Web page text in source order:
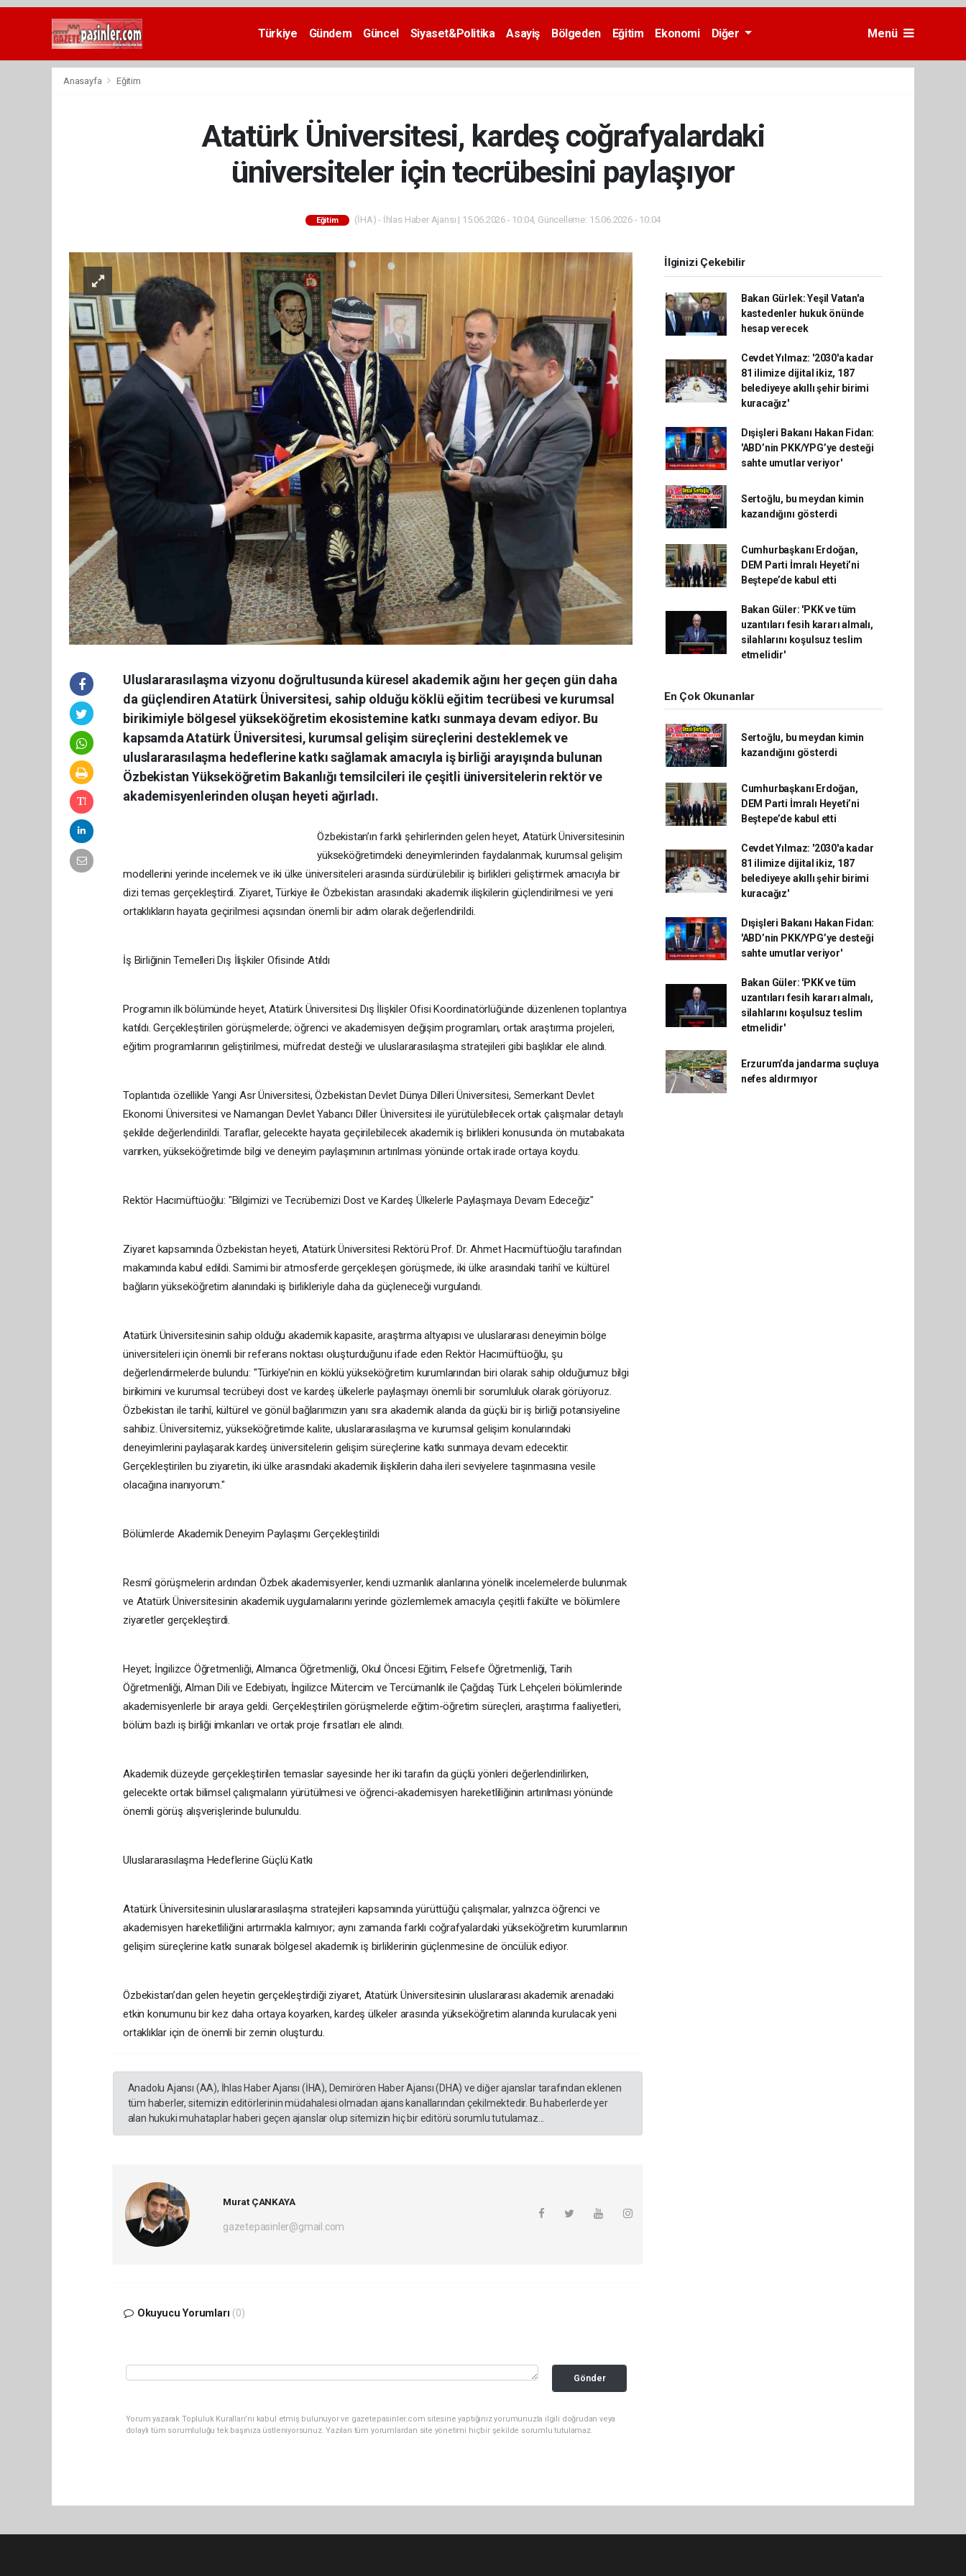
Deneme
Türkiye Gündem Güncel Siyaset&Politika Asayiş Bölgeden Eğitim Ekonomi Diğer Menü
Anasayfa Eğitim
Atatürk Üniversitesi, kardeş coğrafyalardaki
üniversiteler için tecrübesini paylaşıyor
Eğitim (İHA) - İhlas Haber Ajansı | 15.06.2026 - 10:04, Güncelleme: 15.06.2026 - 10:04
Uluslararasılaşma vizyonu doğrultusunda küresel akademik ağını her geçen gün daha
da güçlendiren Atatürk Üniversitesi, sahip olduğu köklü eğitim tecrübesi ve kurumsal
birikimiyle bölgesel yükseköğretim ekosistemine katkı sunmaya devam ediyor. Bu
kapsamda Atatürk Üniversitesi, kurumsal gelişim süreçlerini desteklemek ve
uluslararasılaşma hedeflerine katkı sağlamak amacıyla iş birliği arayışında bulunan
Özbekistan Yükseköğretim Bakanlığı temsilcileri ile çeşitli üniversitelerin rektör ve
akademisyenlerinden oluşan heyeti ağırladı.
Özbekistan’ın farklı şehirlerinden gelen heyet, Atatürk Üniversitesinin
yükseköğretimdeki deneyimlerinden faydalanmak, kurumsal gelişim
modellerini yerinde incelemek ve iki ülke üniversiteleri arasında sürdürülebilir iş birlikleri geliştirmek amacıyla bir
dizi temas gerçekleştirdi. Ziyaret, Türkiye ile Özbekistan arasındaki akademik ilişkilerin güçlendirilmesi ve yeni
ortaklıkların hayata geçirilmesi açısından önemli bir adım olarak değerlendirildi.
İş Birliğinin Temelleri Dış İlişkiler Ofisinde Atıldı
Programın ilk bölümünde heyet, Atatürk Üniversitesi Dış İlişkiler Ofisi Koordinatörlüğünde düzenlenen toplantıya
katıldı. Gerçekleştirilen görüşmelerde; öğrenci ve akademisyen değişim programları, ortak araştırma projeleri,
eğitim programlarının geliştirilmesi, müfredat desteği ve uluslararasılaşma stratejileri gibi başlıklar ele alındı.
Toplantıda özellikle Yangi Asr Üniversitesi, Özbekistan Devlet Dünya Dilleri Üniversitesi, Semerkant Devlet
Ekonomi Üniversitesi ve Namangan Devlet Yabancı Diller Üniversitesi ile yürütülebilecek ortak çalışmalar detaylı
şekilde değerlendirildi. Taraflar, gelecekte hayata geçirilebilecek akademik iş birlikleri konusunda ön mutabakata
varırken, yükseköğretimde bilgi ve deneyim paylaşımının artırılması yönünde ortak irade ortaya koydu.
Rektör Hacımüftüoğlu: "Bilgimizi ve Tecrübemizi Dost ve Kardeş Ülkelerle Paylaşmaya Devam Edeceğiz"
Ziyaret kapsamında Özbekistan heyeti, Atatürk Üniversitesi Rektörü Prof. Dr. Ahmet Hacımüftüoğlu tarafından
makamında kabul edildi. Samimi bir atmosferde gerçekleşen görüşmede, iki ülke arasındaki tarihî ve kültürel
bağların yükseköğretim alanındaki iş birlikleriyle daha da güçleneceği vurgulandı.
Atatürk Üniversitesinin sahip olduğu akademik kapasite, araştırma altyapısı ve uluslararası deneyimin bölge
üniversiteleri için önemli bir referans noktası oluşturduğunu ifade eden Rektör Hacımüftüoğlu, şu
değerlendirmelerde bulundu: "Türkiye’nin en köklü yükseköğretim kurumlarından biri olarak sahip olduğumuz bilgi
birikimini ve kurumsal tecrübeyi dost ve kardeş ülkelerle paylaşmayı önemli bir sorumluluk olarak görüyoruz.
Özbekistan ile tarihî, kültürel ve gönül bağlarımızın yanı sıra akademik alanda da güçlü bir iş birliği potansiyeline
sahibiz. Üniversitemiz, yükseköğretimde kalite, uluslararasılaşma ve kurumsal gelişim konularındaki
deneyimlerini paylaşarak kardeş üniversitelerin gelişim süreçlerine katkı sunmaya devam edecektir.
Gerçekleştirilen bu ziyaretin, iki ülke arasındaki akademik ilişkilerin daha ileri seviyelere taşınmasına vesile
olacağına inanıyorum."
Bölümlerde Akademik Deneyim Paylaşımı Gerçekleştirildi
Resmî görüşmelerin ardından Özbek akademisyenler, kendi uzmanlık alanlarına yönelik incelemelerde bulunmak
ve Atatürk Üniversitesinin akademik uygulamalarını yerinde gözlemlemek amacıyla çeşitli fakülte ve bölümlere
ziyaretler gerçekleştirdi.
Heyet; İngilizce Öğretmenliği, Almanca Öğretmenliği, Okul Öncesi Eğitim, Felsefe Öğretmenliği, Tarih
Öğretmenliği, Alman Dili ve Edebiyatı, İngilizce Mütercim ve Tercümanlık ile Çağdaş Türk Lehçeleri bölümlerinde
akademisyenlerle bir araya geldi. Gerçekleştirilen görüşmelerde eğitim-öğretim süreçleri, araştırma faaliyetleri,
bölüm bazlı iş birliği imkanları ve ortak proje fırsatları ele alındı.
Akademik düzeyde gerçekleştirilen temaslar sayesinde her iki tarafın da güçlü yönleri değerlendirilirken,
gelecekte ortak bilimsel çalışmaların yürütülmesi ve öğrenci-akademisyen hareketliliğinin artırılması yönünde
önemli görüş alışverişlerinde bulunuldu.
Uluslararasılaşma Hedeflerine Güçlü Katkı
Atatürk Üniversitesinin uluslararasılaşma stratejileri kapsamında yürüttüğü çalışmalar, yalnızca öğrenci ve
akademisyen hareketliliğini artırmakla kalmıyor; aynı zamanda farklı coğrafyalardaki yükseköğretim kurumlarının
gelişim süreçlerine katkı sunarak bölgesel akademik iş birliklerinin güçlenmesine de öncülük ediyor.
Özbekistan’dan gelen heyetin gerçekleştirdiği ziyaret, Atatürk Üniversitesinin uluslararası akademik arenadaki
etkin konumunu bir kez daha ortaya koyarken, kardeş ülkeler arasında yükseköğretim alanında kurulacak yeni
ortaklıklar için de önemli bir zemin oluşturdu.
Anadolu Ajansı (AA), İhlas Haber Ajansı (İHA), Demirören Haber Ajansı (DHA) ve diğer ajanslar tarafından eklenen
tüm haberler, sitemizin editörlerinin müdahalesi olmadan ajans kanallarından çekilmektedir. Bu haberlerde yer
alan hukuki muhataplar haberi geçen ajanslar olup sitemizin hiç bir editörü sorumlu tutulamaz...
Murat ÇANKAYA
gazetepasinler@gmail.com
Okuyucu Yorumları (0)
Gönder
Yorum yazarak Topluluk Kuralları’nı kabul etmiş bulunuyor ve gazetepasinler.com sitesine yaptığınız yorumunuzla ilgili doğrudan veya
dolaylı tüm sorumluluğu tek başınıza üstleniyorsunuz. Yazılan tüm yorumlardan site yönetimi hiçbir şekilde sorumlu tutulamaz.
İlginizi Çekebilir
Bakan Gürlek: Yeşil Vatan'a
kastedenler hukuk önünde
hesap verecek
Cevdet Yılmaz: '2030'a kadar
81 ilimize dijital ikiz, 187
belediyeye akıllı şehir birimi
kuracağız'
Dışişleri Bakanı Hakan Fidan:
'ABD’nin PKK/YPG’ye desteği
sahte umutlar veriyor'
Sertoğlu, bu meydan kimin
kazandığını gösterdi
Cumhurbaşkanı Erdoğan,
DEM Parti İmralı Heyeti’ni
Beştepe’de kabul etti
Bakan Güler: 'PKK ve tüm
uzantıları fesih kararı almalı,
silahlarını koşulsuz teslim
etmelidir'
En Çok Okunanlar
Sertoğlu, bu meydan kimin
kazandığını gösterdi
Cumhurbaşkanı Erdoğan,
DEM Parti İmralı Heyeti’ni
Beştepe’de kabul etti
Cevdet Yılmaz: '2030'a kadar
81 ilimize dijital ikiz, 187
belediyeye akıllı şehir birimi
kuracağız'
Dışişleri Bakanı Hakan Fidan:
'ABD’nin PKK/YPG’ye desteği
sahte umutlar veriyor'
Bakan Güler: 'PKK ve tüm
uzantıları fesih kararı almalı,
silahlarını koşulsuz teslim
etmelidir'
Erzurum’da jandarma suçluya
nefes aldırmıyor